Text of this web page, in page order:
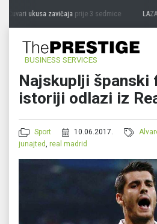
Čuvari ukusa zavičajaprije 3 sedmice
BUSINESS SERVICES
Najskuplji španski
istoriji odlazi iz
Sport 10.06.2017.
junajted, real madrid